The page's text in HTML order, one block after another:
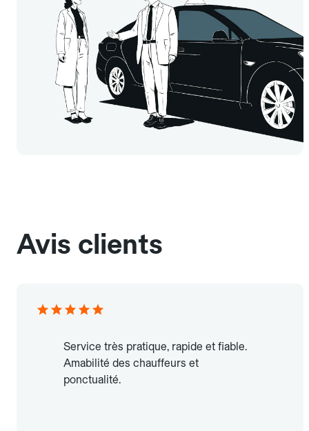
Avis clients
Service très pratique, rapide et fiable.
Amabilité des chauffeurs et
ponctualité.